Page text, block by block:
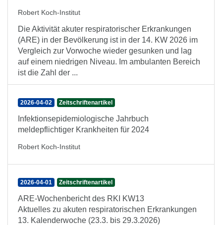
Robert Koch-Institut
Die Aktivität akuter respiratorischer Erkrankungen
(ARE) in der Bevölkerung ist in der 14. KW 2026 im
Vergleich zur Vorwoche wieder gesunken und lag
auf einem niedrigen Niveau. Im ambulanten Bereich
ist die Zahl der ...
2026-04-02 Zeitschriftenartikel
Infektionsepidemiologische Jahrbuch
meldepflichtiger Krankheiten für 2024
Robert Koch-Institut
2026-04-01 Zeitschriftenartikel
ARE-Wochenbericht des RKI KW13
Aktuelles zu akuten respiratorischen Erkrankungen
13. Kalenderwoche (23.3. bis 29.3.2026)